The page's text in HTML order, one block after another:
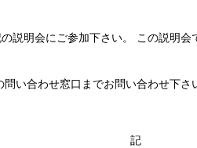
説明会にご参加下さい。 この説明
い合わせ窓口までお問い合わせ下さ
記